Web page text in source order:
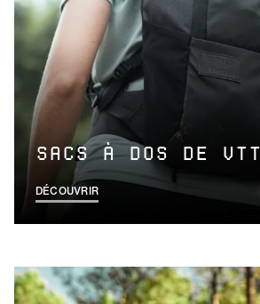
SACS À DOS DE VTT
DÉCOUVRIR